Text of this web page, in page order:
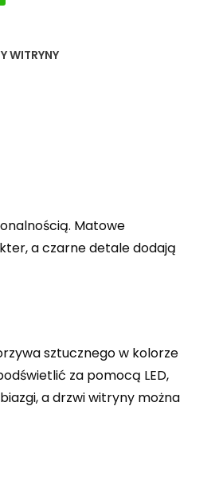
WITRYNY
Matowe
a czarne detale dodają
sztucznego w kolorze
za pomocą LED,
a drzwi witryny można